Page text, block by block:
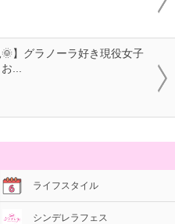
🌞】グラノーラ好き現役女子
...
ライフスタイル
シンデレラフェス